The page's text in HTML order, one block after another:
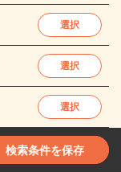
選択
選択
選択
検索条件を保存